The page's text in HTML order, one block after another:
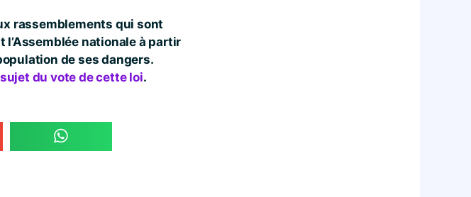
rassemblements qui sont
l’Assemblée nationale à partir
de ses dangers.
du vote de cette loi.